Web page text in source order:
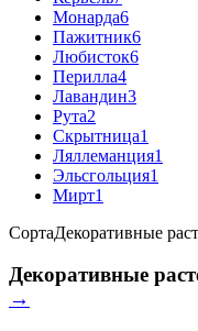
Монарда6
Пажитник6
Любисток6
Перилла4
Лавандин3
Рута2
Скрытница1
Ляллеманция1
Эльсгольция1
Мирт1
СортаДекоративные
Декоративные
→